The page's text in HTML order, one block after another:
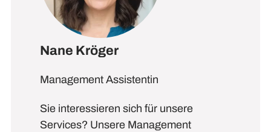
Nane Kröger
Management Assistentin
Sie interessieren sich für unsere
Services? Unsere Management